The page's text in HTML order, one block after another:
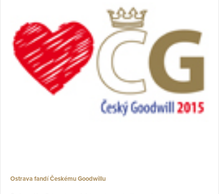
Ostrava fandí Českému Goodwillu